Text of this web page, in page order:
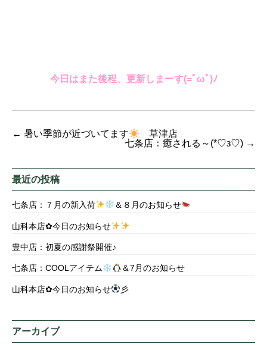
今日はまた後程、更新しまーす(=ﾟωﾟ)ﾉ
← 暑い季節が近づいてます
草津店
七条店：癒される～(*♡з♡) →
最近の投稿
七条店：７月の新入荷 ＆８月のお知らせ
山科本店✿今日のお知らせ
豊中店：初夏の感謝祭開催♪
七条店：COOLアイテム ＆7月のお知らせ
山科本店✿今日のお知らせ 彡
アーカイブ